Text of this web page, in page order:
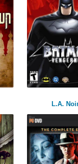
L.A.